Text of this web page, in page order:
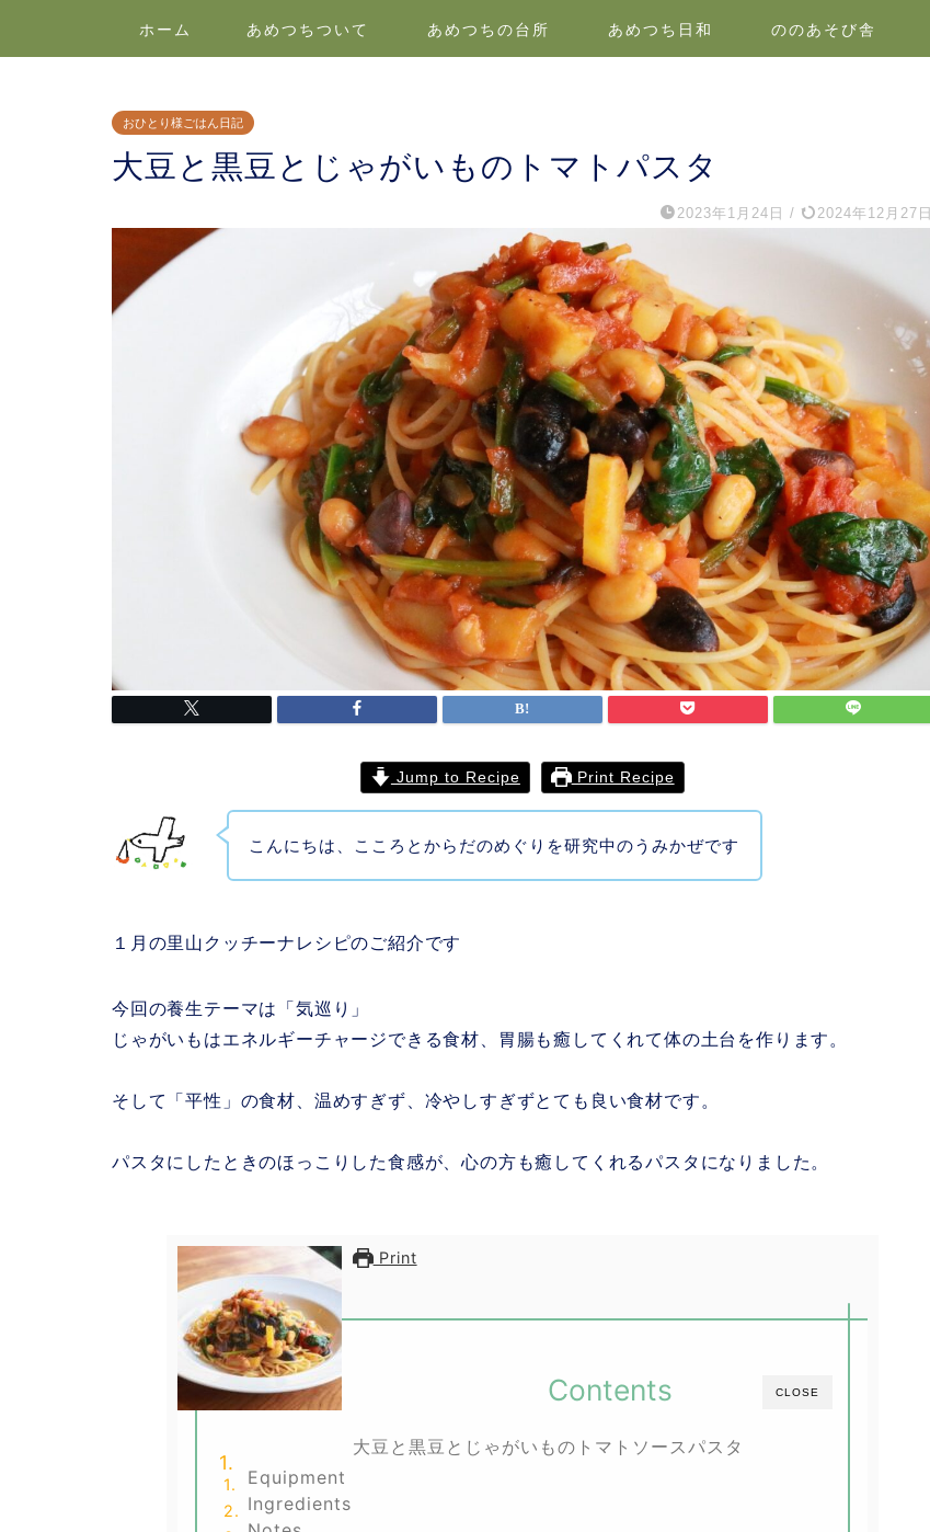
ホーム あめつちついて あめつちの台所 あめつち日和 ののあそび舎
おひとり様ごはん日記
大豆と黒豆とじゃがいものトマトパスタ
2023年1月24日 / 2024年12月27日
Jump to Recipe Print Recipe
こんにちは、こころとからだのめぐりを研究中のうみかぜです
１月の里山クッチーナレシピのご紹介です
今回の養生テーマは「気巡り」
じゃがいもはエネルギーチャージできる食材、胃腸も癒してくれて体の土台を作ります。
そして「平性」の食材、温めすぎず、冷やしすぎずとても良い食材です。
パスタにしたときのほっこりした食感が、心の方も癒してくれるパスタになりました。
Print
CLOSE
Contents
大豆と黒豆とじゃがいものトマトソースパスタ
Equipment
Ingredients